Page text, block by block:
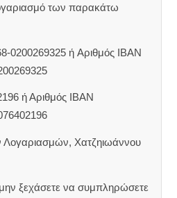
των παρακάτω
0200269325 ή Aριθμός IBAN
ή Αριθμός IBAN
Λογαριασμών, Χατζηιωάννου
ξεχάσετε να συμπληρώσετε